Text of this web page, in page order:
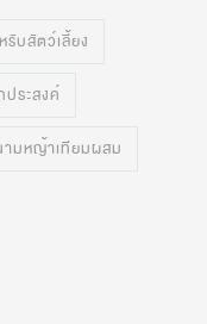
รับสัตว์เลี้ยง
ระสงค์
มหญ้าเทียมผสม